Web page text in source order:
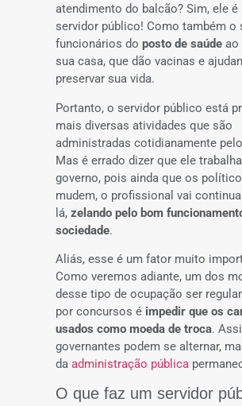
atendimento do balcão? Sim, ele é
servidor público! Como também o
funcionários do posto de saúde ao
sua casa, que dão vacinas e
preservar sua vida.
Portanto, o servidor público está
mais diversas atividades que são
administradas cotidianamente
Mas é errado dizer que ele
governo, pois ainda que os
mudem, o profissional vai
lá, zelando pelo bom
sociedade.
Aliás, esse é um fator muito
Como veremos adiante, um dos
desse tipo de ocupação ser
por concursos é impedir que os
usados como moeda de troca.
governantes podem se alternar,
da administração pública
O que faz um servidor